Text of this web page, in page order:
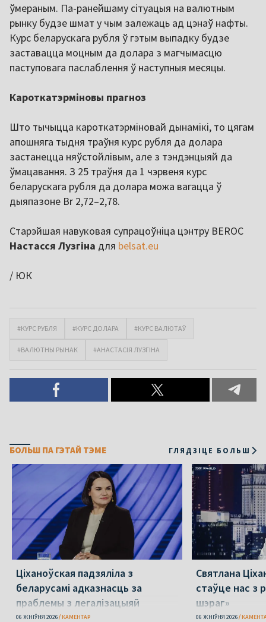
ўмераным. Па-ранейшаму сітуацыя на валютным
рынку будзе шмат у чым залежаць ад цэнаў нафты.
Курс беларускага рубля ў гэтым выпадку будзе
заставацца моцным да долара з магчымасцю
паступовага паслаблення ў наступныя месяцы.
Кароткатэрміновы прагноз
Што тычыцца кароткатэрміновай дынамікі, то цягам
апошняга тыдня траўня курс рубля да долара
застанецца няўстойлівым, але з тэндэнцыяй да
ўмацавання. З 25 траўня да 1 чэрвеня курс
беларускага рубля да долара можа вагацца ў
дыяпазоне Br 2,72–2,78.
Старэйшая навуковая супрацоўніца цэнтру BEROC
Настасся Лузгіна для belsat.eu
/ ЮК
#КУРС РУБЛЯ #КУРС ДОЛАРА #КУРС ВАЛЮТАЎ
#ВАЛЮТНЫ РЫНАК #АНАСТАСІЯ ЛУЗГІНА
БОЛЬШ ПА ГЭТАЙ ТЭМЕ ГЛЯДЗІЦЕ БОЛЬШ
Ціханоўская падзяліла з
беларусамі адказнасць за
праблемы з легалізацыяй
06 ЖНІЎНЯ 2026 КАМЕНТАР
Святлана
стаўце нас з
шэраг»
06 ЖНІЎНЯ 2026